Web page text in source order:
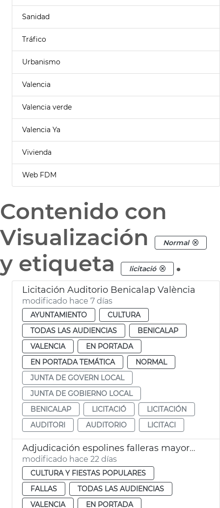
Sanidad
Tráfico
Urbanismo
Valencia
Valencia verde
Valencia Ya
Vivienda
Web FDM
Contenido con
Visualización
Normal
y etiqueta licitació .
Licitación Auditorio Benicalap València
modificado hace 7 días
AYUNTAMIENTO
CULTURA
TODAS LAS AUDIENCIAS
BENICALAP
VALENCIA
EN PORTADA
EN PORTADA TEMÁTICA
NORMAL
JUNTA DE GOVERN LOCAL
JUNTA DE GOBIERNO LOCAL
BENICALAP
LICITACIÓ
LICITACIÓN
AUDITORI
AUDITORIO LICITACI
Adjudicación espolines falleras mayores València 2027 y 2028
modificado hace 22 días
CULTURA Y FIESTAS POPULARES
FALLAS
TODAS LAS AUDIENCIAS
VALENCIA
EN PORTADA